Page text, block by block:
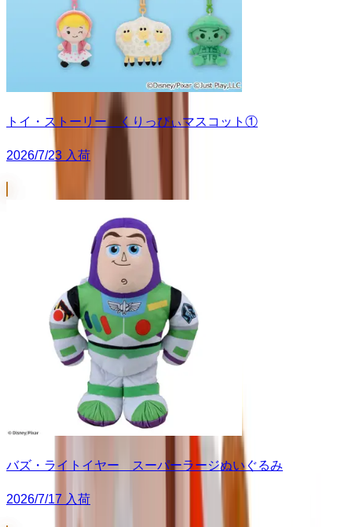
トイ・ストーリー くりっぴぃマスコット①
2026/7/23 入荷
バズ・ライトイヤー スーパーラージぬいぐるみ
2026/7/17 入荷